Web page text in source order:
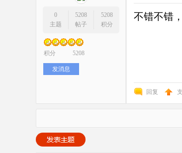
0
主题
5208
帖子
5208
积分
积分 5208
发消息
不错不错
回复